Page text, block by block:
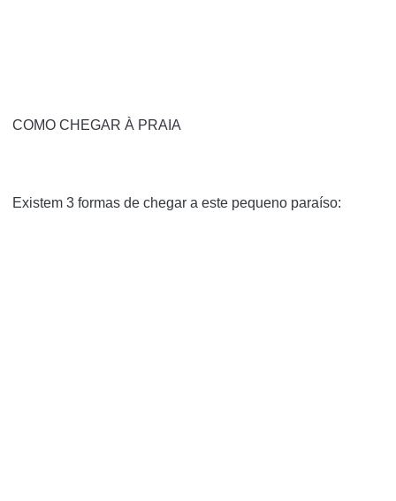
COMO CHEGAR À PRAIA
Existem 3 formas de chegar a este pequeno paraíso: